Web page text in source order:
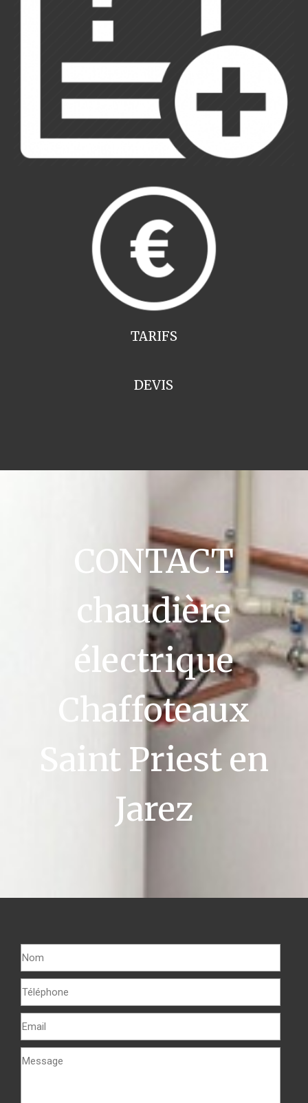
TARIFS
DEVIS
CONTACT
chaudière
électrique
Chaffoteaux
Saint Priest en
Jarez